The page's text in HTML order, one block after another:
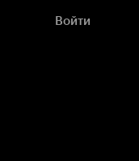
Войти